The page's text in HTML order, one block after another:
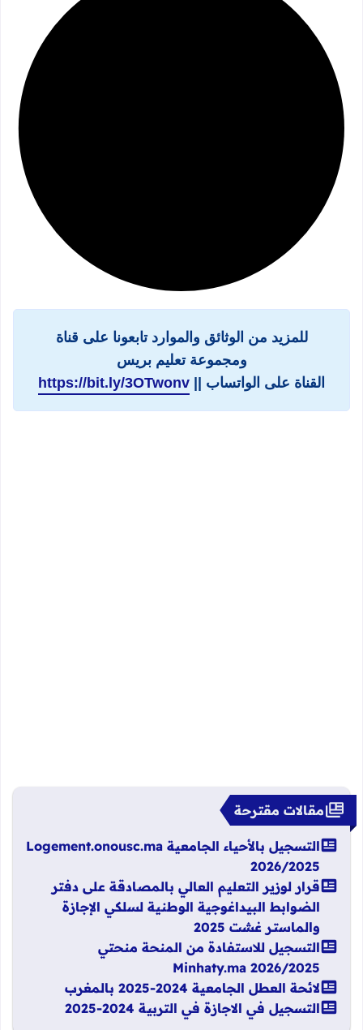
للمزيد من الوثائق والموارد تابعونا على قناة
ومجموعة تعليم بريس
القناة على الواتساب || https://bit.ly/3OTwonv
مقالات مقترحة
التسجيل بالأحياء الجامعية Logement.onousc.ma
2026/2025
قرار لوزير التعليم العالي بالمصادقة على دفتر
الضوابط البيداغوجية الوطنية لسلكي الإجازة
والماستـر غشت 2025
التسجيل للاستفادة من المنحة منحتي
Minhaty.ma 2026/2025
لائحة العطل الجامعية 2024-2025 بالمغرب
التسجيل في الاجازة في التربية 2024-2025